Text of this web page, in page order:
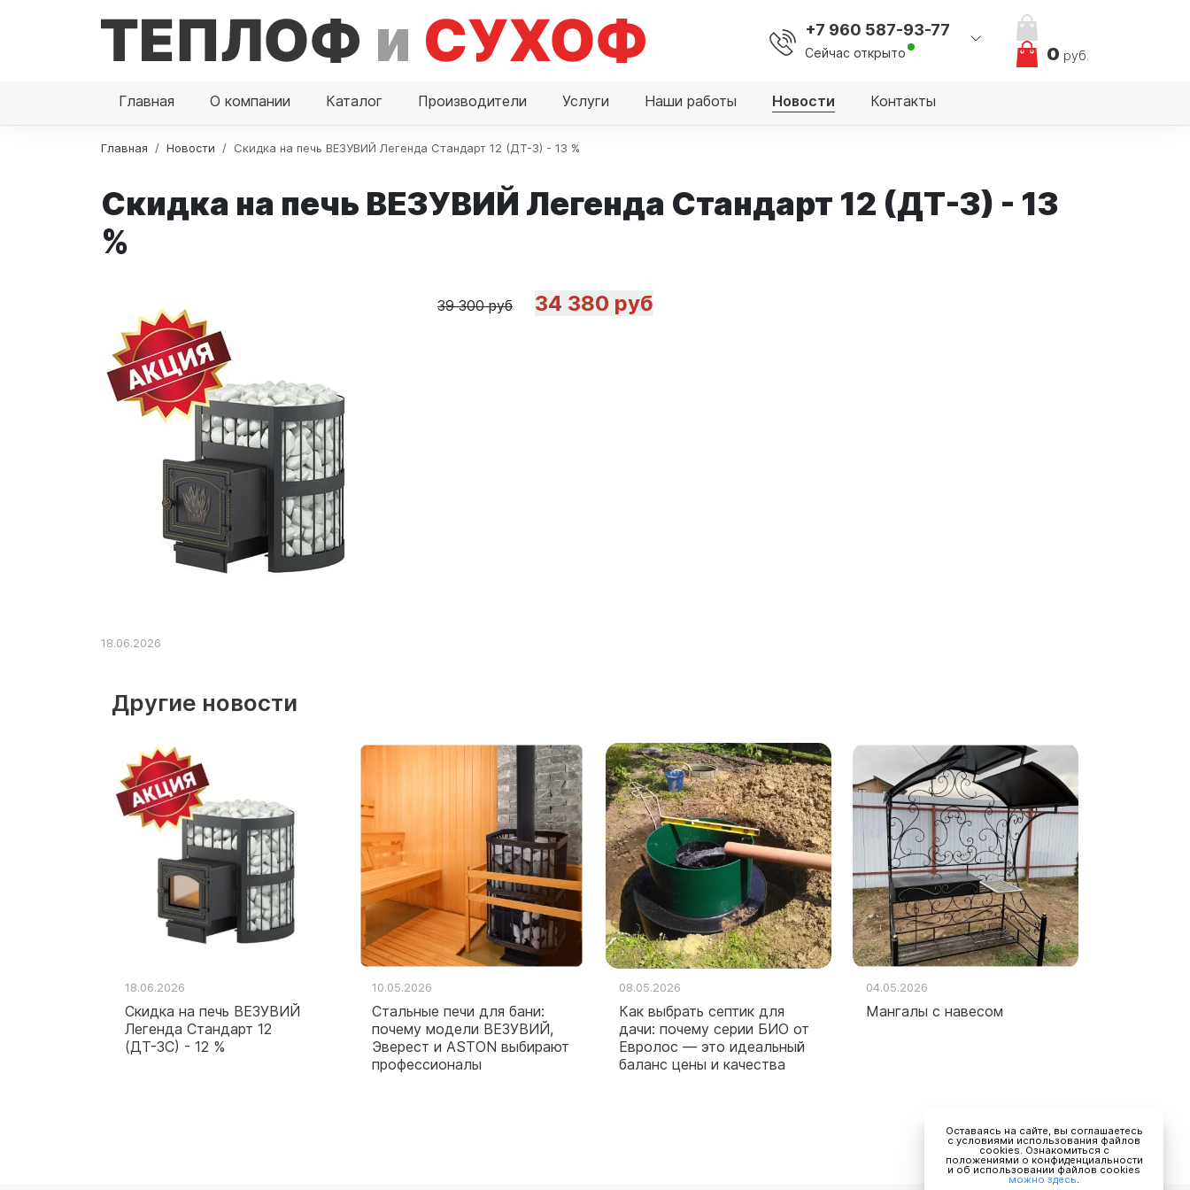
+7 960 587-93-77
Сейчас открыто 0 руб.
Главная О компании Каталог Производители Услуги Наши работы Новости Контакты
Главная Новости Скидка на печь ВЕЗУВИЙ Легенда Стандарт 12 (ДТ-3) - 13 %
Скидка на печь ВЕЗУВИЙ Легенда Стандарт 12 (ДТ-3) - 13
%
18.06.2026
39 300 руб 34 380 руб
Другие новости
18.06.2026
Скидка на печь ВЕЗУВИЙ
Легенда Стандарт 12
(ДТ-3С) - 12 %
10.05.2026
Стальные печи для бани:
почему модели ВЕЗУВИЙ,
Эверест и ASTON выбирают
профессионалы
08.05.2026
Как выбрать септик для
дачи: почему серии БИО от
Евролос — это идеальный
баланс цены и качества
04.05.2026
Мангалы с навесом
Оставаясь на сайте, вы соглашаетесь
с условиями использования файлов
cookies. Ознакомиться с
положениями о конфиденциальности
и об использовании файлов cookies
можно здесь.